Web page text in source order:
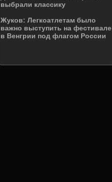
выбрали классику
Жуков: Легкоатлетам было
важно выступить на фестивале
в Венгрии под флагом России